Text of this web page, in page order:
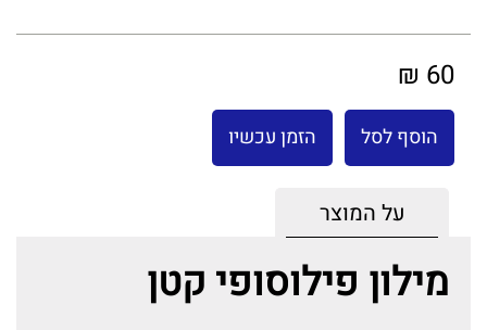
60 ₪
הוסף לסל הזמן עכשיו
על המוצר
מילון פילוסופי קטן